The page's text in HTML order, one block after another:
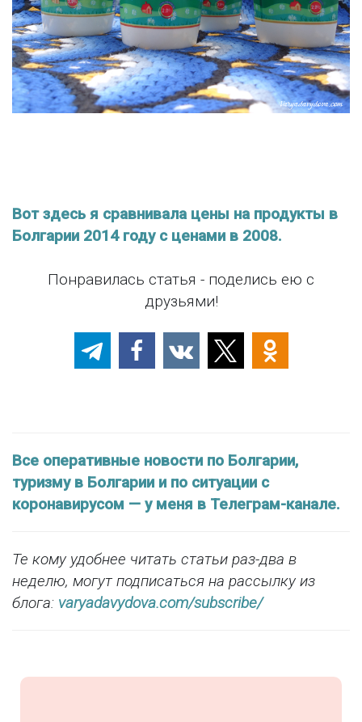
Вот здесь я сравнивала цены на продукты в
Болгарии 2014 году с ценами в 2008.
Понравилась статья - поделись ею с
друзьями!
Все оперативные новости по Болгарии,
туризму в Болгарии и по ситуации с
коронавирусом — у меня в Телеграм-канале.
Те кому удобнее читать статьи раз-два в
неделю, могут подписаться на рассылку из
блога: varyadavydova.com/subscribe/